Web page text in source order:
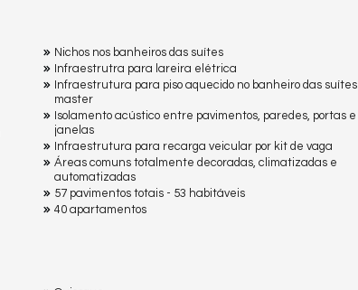
Nichos nos banheiros das suítes
Infraestrutra para lareira elétrica
Infraestrutura para piso aquecido no banheiro das suítes
master
Isolamento acústico entre pavimentos, paredes, portas e
janelas
Infraestrutura para recarga veicular por kit de vaga
Áreas comuns totalmente decoradas, climatizadas e
automatizadas
57 pavimentos totais - 53 habitáveis
40 apartamentos